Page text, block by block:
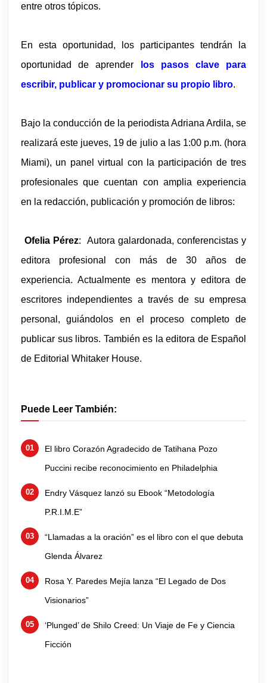
entre otros tópicos.
En esta oportunidad, los participantes tendrán la
oportunidad de aprender
los pasos clave para
escribir, publicar y promocionar su propio libro.
Bajo la conducción de la periodista Adriana Ardila, se
realizará este jueves, 19 de julio a las 1:00 p.m. (hora
Miami), un panel virtual con la participación de tres
profesionales que cuentan con amplia experiencia
en la redacción, publicación y promoción de libros:
Ofelia Pérez: Autora galardonada, conferencistas y
editora profesional con más de 30 años de
experiencia. Actualmente es mentora y editora de
escritores independientes a través de su empresa
personal, guiándolos en el proceso completo de
publicar sus libros. También es la editora de Español
de Editorial Whitaker House.
Puede Leer También:
El libro Corazón Agradecido de Tatihana Pozo
Puccini recibe reconocimiento en Philadelphia
Endry Vásquez lanzó su Ebook “Metodología
P.R.I.M.E”
“Llamadas a la oración” es el libro con el que debuta
Glenda Álvarez
Rosa Y. Paredes Mejía lanza “El Legado de Dos
Visionarios”
‘Plunged’ de Shilo Creed: Un Viaje de Fe y Ciencia
Ficción